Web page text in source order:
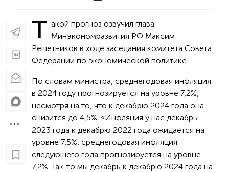
Т акой прогноз озвучил глава
Минэкономразвития РФ Максим
Решетников в ходе заседания комитета Совета
Федерации по экономической политике.
По словам министра, среднегодовая инфляция
в 2024 году прогнозируется на уровне 7,2%,
несмотря на то, что к декабрю 2024 года она
снизится до 4,5%. «Инфляция у нас декабрь
2023 года к декабрю 2022 года ожидается на
уровне 7,5%, среднегодовая инфляция
следующего года прогнозируется на уровне
7,2%. Так-то мы декабрь к декабрю 2024 года на